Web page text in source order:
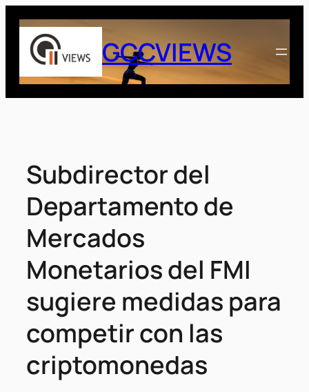
Saltar
contenido
GCCVIEWS
Subdirector del
Departamento de
Mercados
Monetarios del FMI
sugiere medidas para
competir con las
criptomonedas